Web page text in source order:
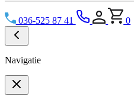
036-525 87 41 0
Navigatie